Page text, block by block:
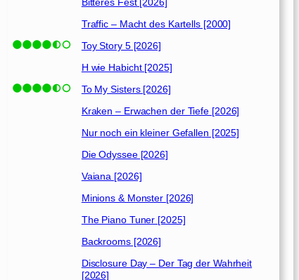
Traffic – Macht des Kartells [2000]
Toy Story 5 [2026]
H wie Habicht [2025]
To My Sisters [2026]
Kraken – Erwachen der Tiefe [2026]
Nur noch ein kleiner Gefallen [2025]
Die Odyssee [2026]
Vaiana [2026]
Minions & Monster [2026]
The Piano Tuner [2025]
Backrooms [2026]
Disclosure Day – Der Tag der Wahrheit
[2026]